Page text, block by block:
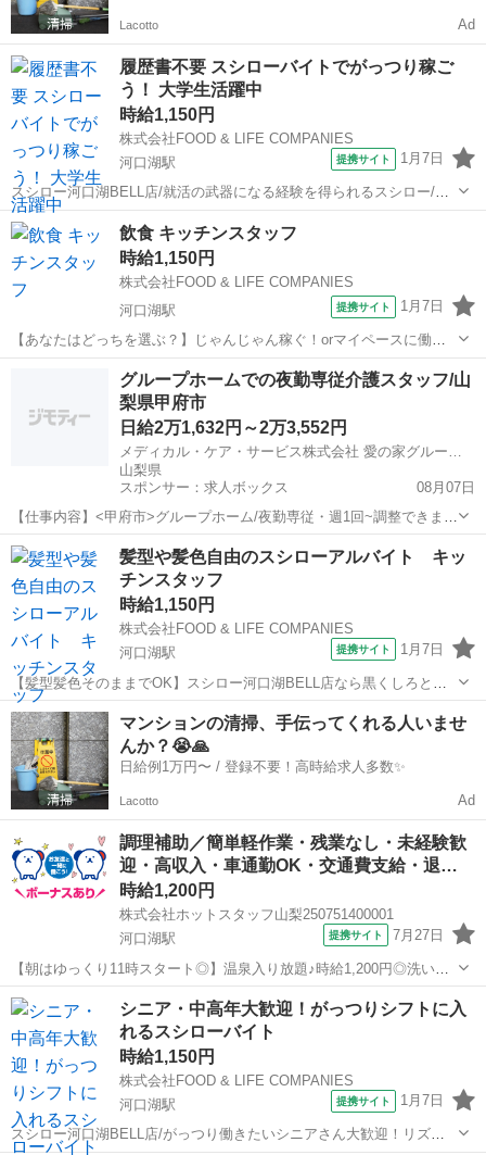
Lacotto Ad
履歴書不要 スシローバイトでがっつり稼ご
う！ 大学生活躍中
時給1,150円
株式会社FOOD & LIFE COMPANIES
河口湖駅
提携サイト 1月7日
スシロー河口湖BELL店/就活の武器になる経験を得られるスシロー/サ
ークル、授業と両立応援！/キッチンスタッフ/給与前払い制度あり ●仕
事内容がシンプル♪ →調理業務は、しゃりにネタを乗せるだけ。 接客
業務は、基本的にお客さ...
山梨 南都留郡 河口湖駅 キッチン
飲食 キッチンスタッフ
時給1,150円
株式会社FOOD & LIFE COMPANIES
河口湖駅
提携サイト 1月7日
【あなたはどっちを選ぶ？】じゃんじゃん稼ぐ！orマイペースに働く/
スシロー河口湖BELL店/給与前払い制度あり 【週2日勤務から週5日勤
務まで選べるシフト】 稼ぎたい方は月収15万以上や20万円以上が可
能！※店舗により異なり...
南都留郡 河口湖駅 キッチン
グループホームでの夜勤専従介護スタッフ/山
梨県甲府市
日給2万1,632円～2万3,552円
メディカル・ケア・サービス株式会社 愛の家グループホーム 甲府後屋
山梨県
スポンサー：求人ボックス
08月07日
【仕事内容】<甲府市>グループホーム/夜勤専従・週1回~調整できま
す/経験不問/福利厚生も充実! 仕事内容 グループホームの夜勤専従・介
護職のお仕事です! (1ユニット:9名) <業務内容> ・夜間の見守り ・食
事、排泄等の介助...
アルバイト・パート
髪型や髪色自由のスシローアルバイト キッ
チンスタッフ
時給1,150円
株式会社FOOD & LIFE COMPANIES
河口湖駅
提携サイト 1月7日
【髪型髪色そのままでOK】スシロー河口湖BELL店なら黒くしろとか
言いません！/キッチンスタッフ/給与前払い制度あり 【バイトの為の
黒染めは不要】 せっかく気に入っている髪型に せっかくキレイな髪色
にしたのなら そのままアル...
山梨 南都留郡 キッチン
マンションの清掃、手伝ってくれる人いませ
んか？😭🙏
日給例1万円〜 / 登録不要！高時給求人多数✨
Lacotto Ad
調理補助／簡単軽作業・残業なし・未経験歓
迎・高収入・車通勤OK・交通費支給・退…
時給1,200円
株式会社ホットスタッフ山梨250751400001
河口湖駅
提携サイト 7月27日
【朝はゆっくり11時スタート◎】温泉入り放題♪時給1,200円◎洗い
場・調理補助スタッフ募集！ 《 洗い場及び調理補助スタッフ 》 厨
房内での洗い物と 簡単な調理補助をお願いします！ ●洗い場業務 サ
ービス...
山梨 河口湖駅 飲食
シニア・中高年大歓迎！がっつりシフトに入
れるスシローバイト
時給1,150円
株式会社FOOD & LIFE COMPANIES
河口湖駅
提携サイト 1月7日
スシロー河口湖BELL店/がっつり働きたいシニアさん大歓迎！リズム